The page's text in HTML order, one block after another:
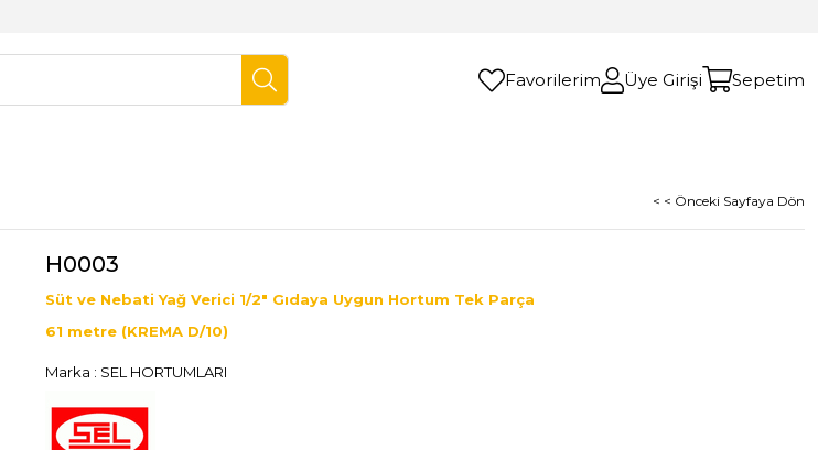
Favorilerim Üye Girişi Sepetim
< < Önceki Sayfaya Dön
H0003
Süt ve Nebati Yağ Verici 1/2" Gıdaya Uygun Hortum Tek Parça
61 metre (KREMA D/10)
Marka : SEL HORTUMLARI